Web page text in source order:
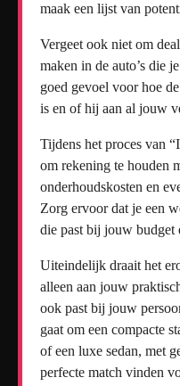
maak een lijst van
Vergeet ook niet om
maken in de auto’s die
goed gevoel voor hoe
is en of hij aan al jouw
Tijdens het proces van
om rekening te houden
onderhoudskosten en
Zorg ervoor dat je een
die past bij jouw budget
Uiteindelijk draait het
alleen aan jouw
ook past bij jouw
gaat om een compacte
of een luxe sedan, met
perfecte match vinden